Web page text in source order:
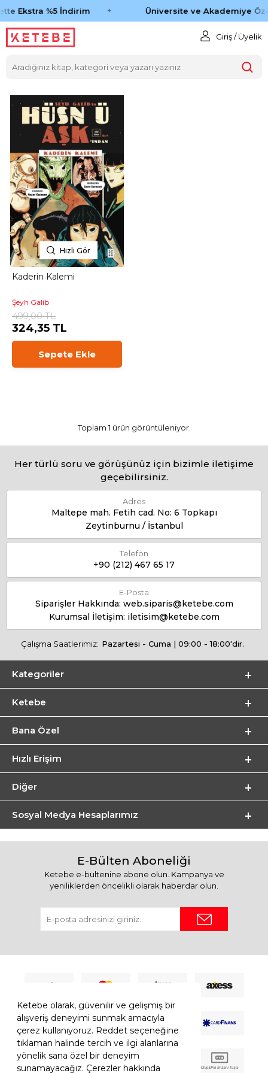
Ketebe olarak, güvenilir ve gelişmiş bir
alışveriş deneyimi sunmak amacıyla
çerez kullanıyoruz. Reddet seçeneğine
tıklaman halinde tercih ve ilgi alanlarına
yönelik sana özel bir deneyim
sunamayacağız. Çerezler hakkında
Ekstra %5 İndirim Üniversite ve Akademiye
Giriş / Üyelik
Hızlı Gör
Kaderin Kalemi
Şeyh Galib
499,00 TL
324,35 TL
Sepete Ekle
Toplam 1 ürün görüntüleniyor.
Her türlü soru ve görüşünüz için bizimle iletişime
geçebilirsiniz.
Adres
Maltepe mah. Fetih cad. No: 6 Topkapı
Zeytinburnu / İstanbul
Telefon
+90 (212) 467 65 17
E-Posta
Siparişler Hakkında: web.siparis@ketebe.com
Kurumsal İletişim: iletisim@ketebe.com
Çalışma Saatlerimiz: Pazartesi - Cuma | 09:00 - 18:00'dir.
Kategoriler
Ketebe
Bana Özel
Hızlı Erişim
Diğer
Sosyal Medya Hesaplarımız
E-Bülten Aboneliği
Ketebe e-bültenine abone olun. Kampanya ve
yeniliklerden öncelikli olarak haberdar olun.